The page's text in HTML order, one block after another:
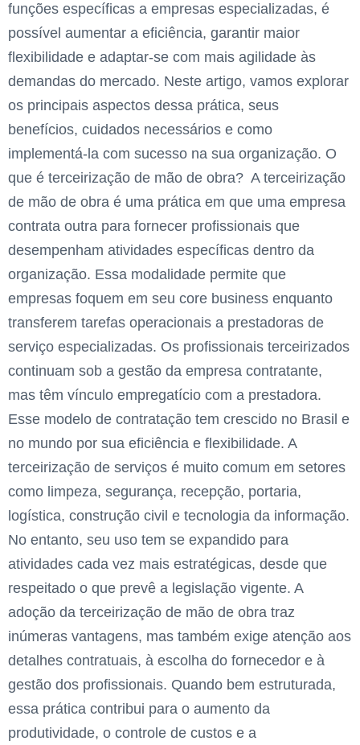
funções específicas a empresas especializadas, é
possível aumentar a eficiência, garantir maior
flexibilidade e adaptar-se com mais agilidade às
demandas do mercado. Neste artigo, vamos explorar
os principais aspectos dessa prática, seus
benefícios, cuidados necessários e como
implementá-la com sucesso na sua organização. O
que é terceirização de mão de obra? A terceirização
de mão de obra é uma prática em que uma empresa
contrata outra para fornecer profissionais que
desempenham atividades específicas dentro da
organização. Essa modalidade permite que
empresas foquem em seu core business enquanto
transferem tarefas operacionais a prestadoras de
serviço especializadas. Os profissionais terceirizados
continuam sob a gestão da empresa contratante,
mas têm vínculo empregatício com a prestadora.
Esse modelo de contratação tem crescido no Brasil e
no mundo por sua eficiência e flexibilidade. A
terceirização de serviços é muito comum em setores
como limpeza, segurança, recepção, portaria,
logística, construção civil e tecnologia da informação.
No entanto, seu uso tem se expandido para
atividades cada vez mais estratégicas, desde que
respeitado o que prevê a legislação vigente. A
adoção da terceirização de mão de obra traz
inúmeras vantagens, mas também exige atenção aos
detalhes contratuais, à escolha do fornecedor e à
gestão dos profissionais. Quando bem estruturada,
essa prática contribui para o aumento da
produtividade, o controle de custos e a